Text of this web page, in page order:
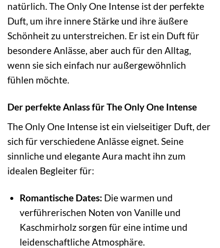
natürlich. The Only One Intense ist der perfekte
Duft, um ihre innere Stärke und ihre äußere
Schönheit zu unterstreichen. Er ist ein Duft für
besondere Anlässe, aber auch für den Alltag,
wenn sie sich einfach nur außergewöhnlich
fühlen möchte.
Der perfekte Anlass für The Only One Intense
The Only One Intense ist ein vielseitiger Duft, der
sich für verschiedene Anlässe eignet. Seine
sinnliche und elegante Aura macht ihn zum
idealen Begleiter für:
Romantische Dates: Die warmen und
verführerischen Noten von Vanille und
Kaschmirholz sorgen für eine intime und
leidenschaftliche Atmosphäre.